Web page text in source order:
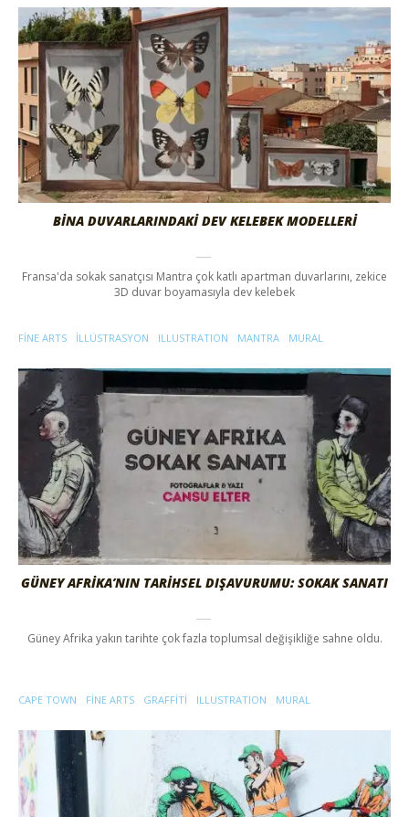
BİNA DUVARLARINDAKİ DEV KELEBEK MODELLERİ
Fransa'da sokak sanatçısı Mantra çok katlı apartman duvarlarını, zekice
3D duvar boyamasıyla dev kelebek
FINE ARTS ILLÜSTRASYON ILLUSTRATION MANTRA MURAL
GÜNEY AFRİKA’NIN TARİHSEL DIŞAVURUMU: SOKAK SANATI
Güney Afrika yakın tarihte çok fazla toplumsal değişikliğe sahne oldu.
CAPE TOWN FINE ARTS GRAFFITI ILLUSTRATION MURAL